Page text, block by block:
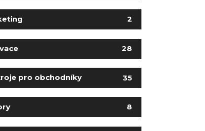
2
28
pro obchodníky 35
8